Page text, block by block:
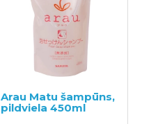
Arau Matu šampūns,
pildviela 450ml